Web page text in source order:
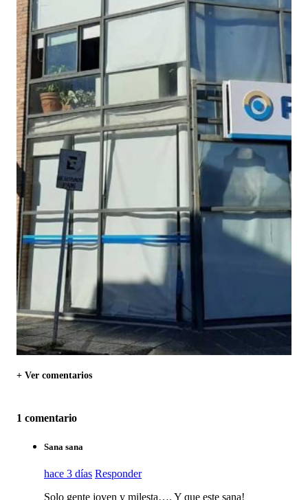
+ Ver comentarios
1 comentario
Sana sana
hace 3 días Responder
Solo gente joven y milesta…. Y que este sana!